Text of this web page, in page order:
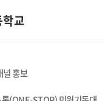
사
널 홍보